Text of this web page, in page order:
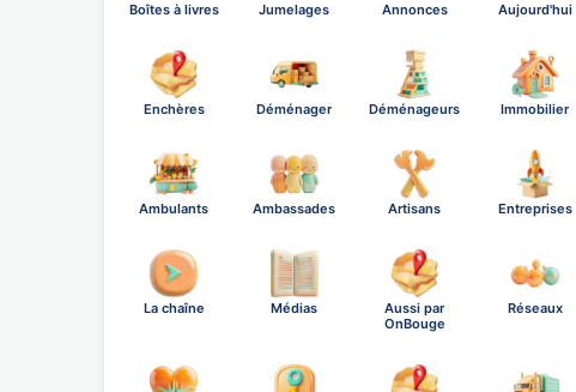
Boîtes à livres Jumelages Annonces Aujourd'hui
Enchères Déménager Déménageurs Immobilier
Ambulants Ambassades Artisans Entreprises
La chaîne Médias
Aussi par
OnBouge
Réseaux